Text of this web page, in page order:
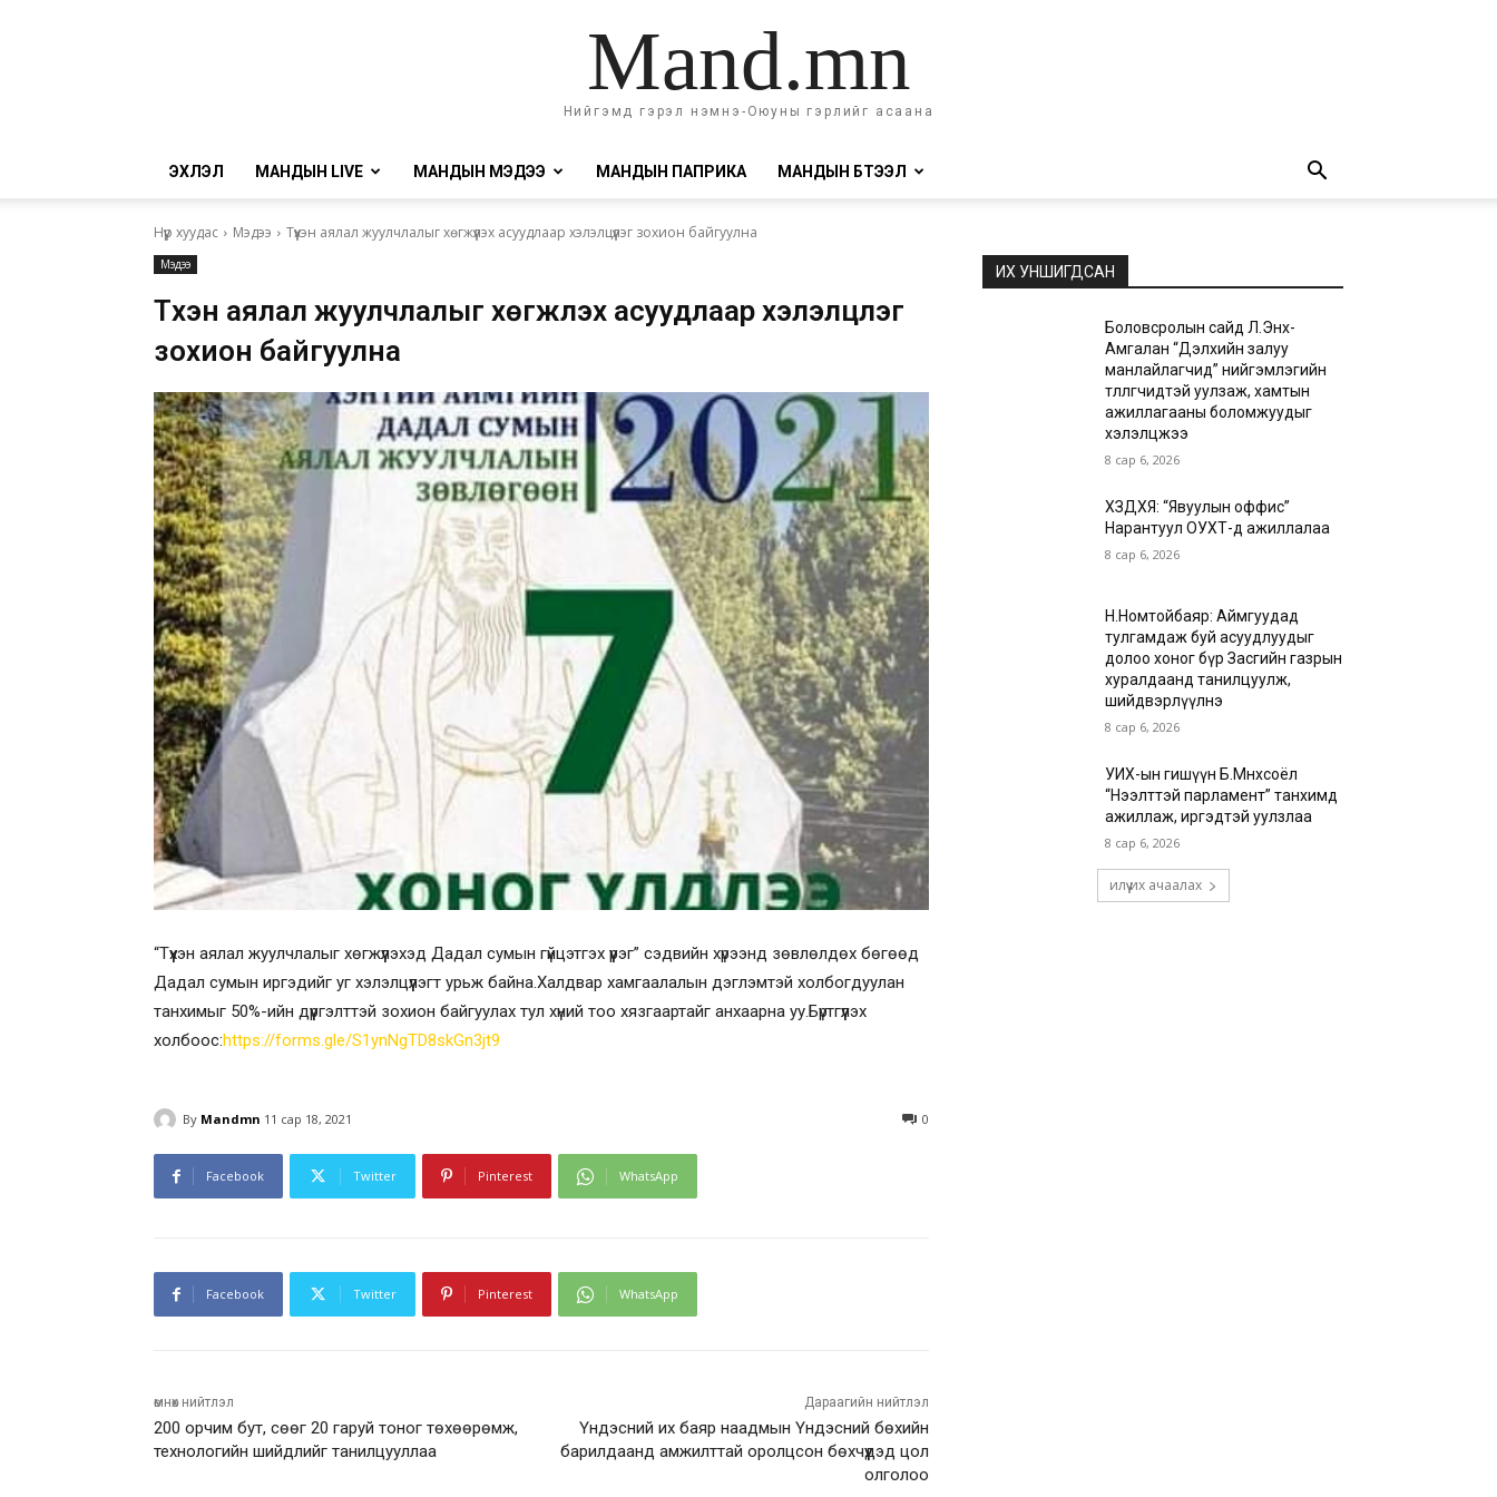
Mand.mn
Нийгэмд гэрэл нэмнэ-Оюуны гэрлийг асаана
ЭХЛЭЛ МАНДЫН LIVE МАНДЫН МЭДЭЭ МАНДЫН ПАПРИКА МАНДЫН БҮТЭЭЛ
Нүүр хуудас Мэдээ Түүхэн аялал жуулчлалыг хөгжүүлэх асуудлаар хэлэлцүүлэг зохион байгуулна
Мэдээ
Түүхэн аялал жуулчлалыг хөгжүүлэх асуудлаар хэлэлцүүлэг
зохион байгуулна
“Түүхэн аялал жуулчлалыг хөгжүүлэхэд Дадал сумын гүйцэтгэх үүрэг” сэдвийн хүрээнд зөвлөлдөх бөгөөд
Дадал сумын иргэдийг уг хэлэлцүүлэгт урьж байна.Халдвар хамгаалалын дэглэмтэй холбогдуулан
танхимыг 50%-ийн дүүргэлттэй зохион байгуулах тул хүний тоо хязгаартайг анхаарна уу.Бүртгүүлэх
холбоос:https://forms.gle/S1ynNgTD8skGn3jt9
By Mandmn 11 сар 18, 2021 0
Facebook Twitter Pinterest WhatsApp
Facebook Twitter Pinterest WhatsApp
өмнөх нийтлэл
200 орчим бут, сөөг 20 гаруй тоног төхөөрөмж,
технологийн шийдлийг танилцууллаа
Дараагийн нийтлэл
Үндэсний их баяр наадмын Үндэсний бөхийн
барилдаанд амжилттай оролцсон бөхчүүдэд цол
олголоо
ИХ УНШИГДСАН
Боловсролын сайд Л.Энх-
Амгалан “Дэлхийн залуу
манлайлагчид” нийгэмлэгийн
төлөөлөгчидтэй уулзаж, хамтын
ажиллагааны боломжуудыг
хэлэлцжээ
8 сар 6, 2026
ХЗДХЯ: “Явуулын оффис”
Нарантуул ОУХТ-д ажиллалаа
8 сар 6, 2026
Н.Номтойбаяр: Аймгуудад
тулгамдаж буй асуудлуудыг
долоо хоног бүр Засгийн газрын
хуралдаанд танилцуулж,
шийдвэрлүүлнэ
8 сар 6, 2026
УИХ-ын гишүүн Б.Мөнхсоёл
“Нээлттэй парламент” танхимд
ажиллаж, иргэдтэй уулзлаа
8 сар 6, 2026
илүү их ачаалах